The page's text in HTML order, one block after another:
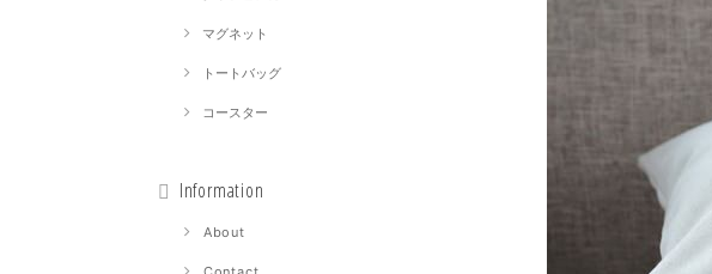
マグネット
トートバッグ
コースター
Information
About